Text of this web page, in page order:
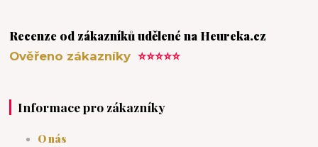
Recenze od zákazníků udělené na Heureka.cz
Ověřeno zákazníky⭐⭐⭐⭐⭐
Informace pro zákazníky
O nás